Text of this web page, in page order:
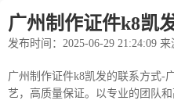
广州制作证件k8凯
发布时间：2025-06-29 21:24:09
广州制作证件k8凯发的联系方式-
艺，高质量保证。以专业的团队